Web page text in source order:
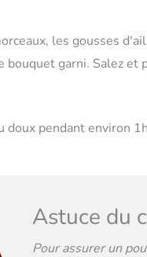
les gousses
bouquet garni. Salez et
pendant environ
Astuce du
Pour assurer un